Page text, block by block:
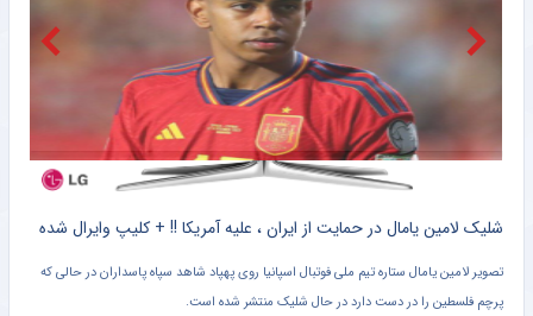
خبرورزشی فرهاد مجیدی قهرمانی آسیا را به رخ کشید!
تیم جدید احسان پهلوان مشخص شد
شلیک لامین یامال در حمایت از ایران ، علیه آمریکا !! + کلیپ وایرال شده
تصویر لامین یامال ستاره تیم ملی فوتبال اسپانیا روی پهپاد شاهد سپاه پاسداران در حالی که
پرچم فلسطین را در دست دارد در حال شلیک منتشر شده است.